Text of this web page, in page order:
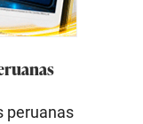
peruanas